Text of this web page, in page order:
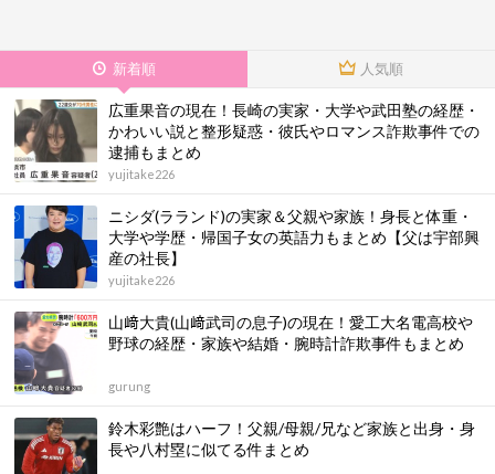
新着順 人気順
広重果音の現在！長崎の実家・大学や武田塾の経歴・
かわいい説と整形疑惑・彼氏やロマンス詐欺事件での
逮捕もまとめ
yujitake226
ニシダ(ラランド)の実家＆父親や家族！身長と体重・
大学や学歴・帰国子女の英語力もまとめ【父は宇部興
産の社長】
yujitake226
山﨑大貴(山﨑武司の息子)の現在！愛工大名電高校や
野球の経歴・家族や結婚・腕時計詐欺事件もまとめ
gurung
鈴木彩艶はハーフ！父親/母親/兄など家族と出身・身
長や八村塁に似てる件まとめ